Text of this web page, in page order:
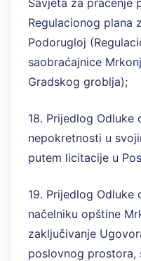
Regulacionog plana
Podorugloj
saobraćajnice
Gradskog groblja);
18. Prijedlog Odluke
nepokretnosti u
putem licitacije u
19. Prijedlog Odluke
načelniku opštine
zaključivanje
poslovnog prostora,